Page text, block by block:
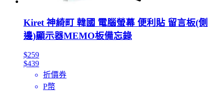
Kiret 神綺町 韓國 電腦螢幕 便利貼 留言板(側
邊)顯示器MEMO板備忘錄
$259
$439
折價券
P幣